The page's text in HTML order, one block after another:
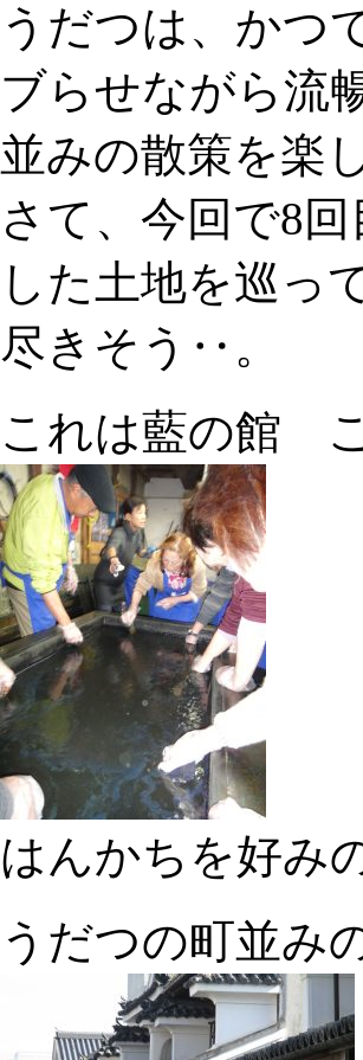
うだつは、かつ
ブらせながら流
並みの散策を楽
さて、今回で8
した土地を巡っ
尽きそう‥。
これは藍の館
はんかちを好み
うだつの町並み